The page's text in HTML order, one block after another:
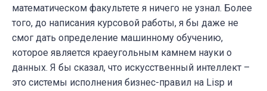
математическом факультете я ничего не узнал. Более
того, до написания курсовой работы, я бы даже не
смог дать определение машинному обучению,
которое является краеугольным камнем науки о
данных. Я бы сказал, что искусственный интеллект –
это системы исполнения бизнес-правил на Lisp и